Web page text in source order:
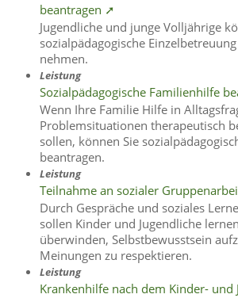
beantragen ➚
Jugendliche und junge Volljährige
sozialpädagogische
nehmen.
Leistung
Sozialpädagogische Familienhilfe
Wenn Ihre Familie Hilfe in
Problemsituationen therapeutisch
sollen, können Sie
beantragen.
Leistung
Teilnahme an sozialer
Durch Gespräche und soziales
sollen Kinder und Jugendliche
überwinden, Selbstbewusstsein
Meinungen zu respektieren.
Leistung
Krankenhilfe nach dem Kinder- und